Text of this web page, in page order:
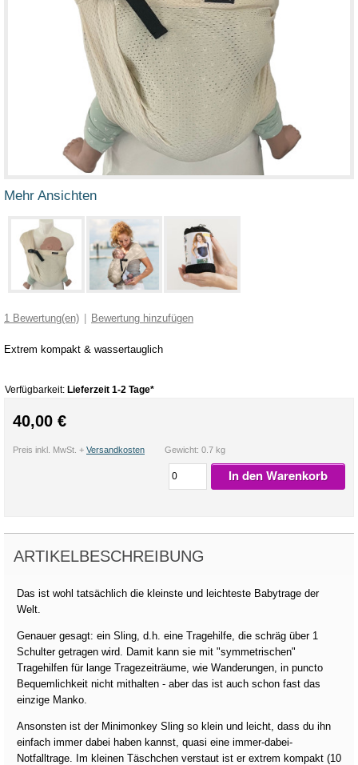
Mehr Ansichten
1 Bewertung(en) | Bewertung hinzufügen
Extrem kompakt & wassertauglich
Verfügbarkeit: Lieferzeit 1-2 Tage*
40,00 €
Preis inkl. MwSt. + Versandkosten Gewicht: 0.7 kg
In den Warenkorb
ARTIKELBESCHREIBUNG
Das ist wohl tatsächlich die kleinste und leichteste Babytrage der
Welt.
Genauer gesagt: ein Sling, d.h. eine Tragehilfe, die schräg über 1
Schulter getragen wird. Damit kann sie mit "symmetrischen"
Tragehilfen für lange Tragezeiträume, wie Wanderungen, in puncto
Bequemlichkeit nicht mithalten - aber das ist auch schon fast das
einzige Manko.
Ansonsten ist der Minimonkey Sling so klein und leicht, dass du ihn
einfach immer dabei haben kannst, quasi eine immer-dabei-
Notfalltrage. Im kleinen Täschchen verstaut ist er extrem kompakt (10